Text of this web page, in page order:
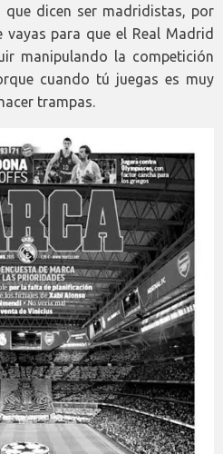
dicen ser madridistas, por
vayas para que el Real Madrid
manipulando la competición
cuando tú juegas es muy
trampas.